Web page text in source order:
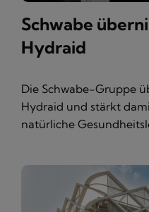
Schwabe
Hydraid
Die Schwabe-Gruppe
Hydraid und stärkt
natürliche